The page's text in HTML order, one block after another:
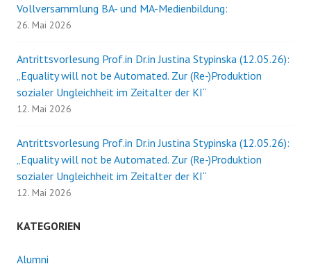
Vollversammlung BA- und MA-Medienbildung:
26. Mai 2026
Antrittsvorlesung Prof.in Dr.in Justina Stypinska (12.05.26):
„Equality will not be Automated. Zur (Re-)Produktion
sozialer Ungleichheit im Zeitalter der KI“
12. Mai 2026
Antrittsvorlesung Prof.in Dr.in Justina Stypinska (12.05.26):
„Equality will not be Automated. Zur (Re-)Produktion
sozialer Ungleichheit im Zeitalter der KI“
12. Mai 2026
KATEGORIEN
Alumni